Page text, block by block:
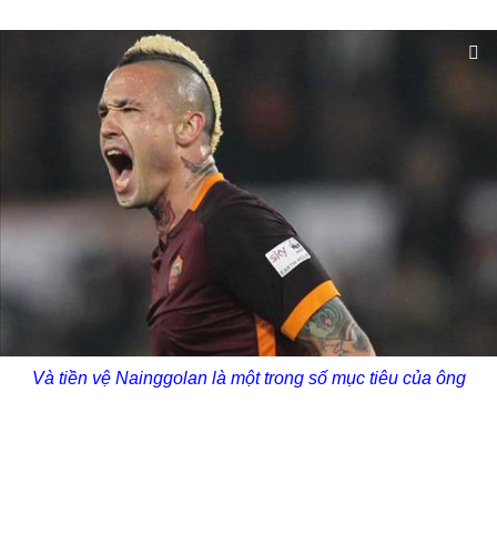
Và tiền vệ Nainggolan là một trong số mục tiêu của ông